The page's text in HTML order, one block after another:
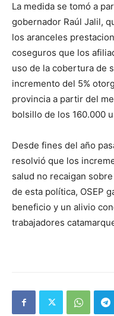
La medida se tomó a
gobernador Raúl Jalil,
los aranceles
coseguros que los
uso de la cobertura de
incremento del 5%
provincia a partir del
bolsillo de los 160.000
Desde fines del año
resolvió que los
salud no recaigan
de esta política, OSEP
beneficio y un alivio
trabajadores